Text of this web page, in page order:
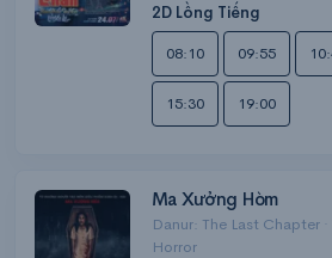
2D Lồng Tiếng
08:10
09:55
15:30 19:00
Ma Xưởng Hòm
Danur: The Last Chapter ·
Horror